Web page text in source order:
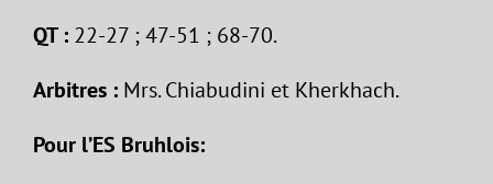
QT : 22-27 ; 47-51 ; 68-70.
Arbitres : Mrs. Chiabudini et Kherkhach.
Pour l’ES Bruhlois: